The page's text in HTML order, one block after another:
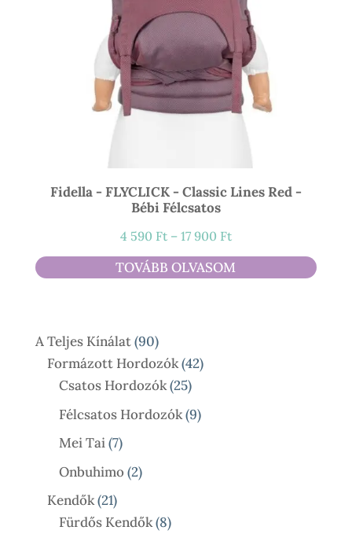
Fidella - FLYCLICK - Classic Lines Red -
Bébi Félcsatos
4 590 Ft – 17 900 FtÁrtartomány:
4
590 Ft
TOVÁBB OLVASOM
A Teljes Kínálat 9090
Termék
Formázott Hordozók 4242
Csatos Hordozók 2525
Termék
Félcsatos Hordozók 99
Mei Tai 77
Termék
Onbuhimo 22
Kendők 2121
Termék
Fürdős Kendők 88